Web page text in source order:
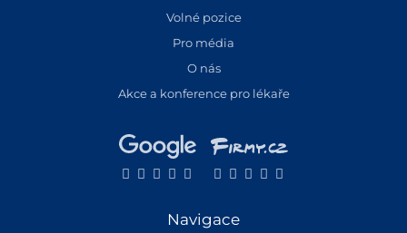
Volné pozice
Pro média
O nás
Akce a konference pro lékaře
Navigace